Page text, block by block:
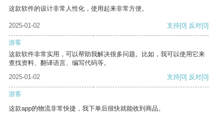
这款软件的设计非常人性化，使用起来非常方便。
2025-01-02 支持[0] 反对[0]
游客
这款软件非常实用，可以帮助我解决很多问题。比如，我可以使用它来
查找资料、翻译语言、编写代码等。
2025-01-02
支持[0] 反对[0]
游客
这款app的物流非常快捷，我下单后很快就能收到商品。